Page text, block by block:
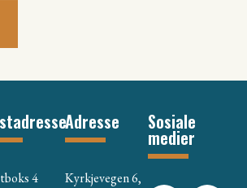
4
Adresse
Kyrkjevegen 6,
Sosiale
medier